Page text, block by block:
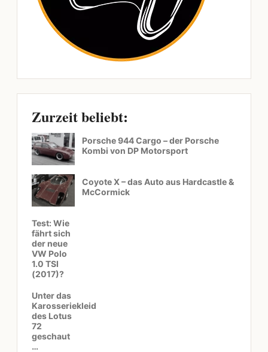
Zurzeit beliebt:
Porsche 944 Cargo – der Porsche
Kombi von DP Motorsport
Coyote X – das Auto aus Hardcastle &
McCormick
Test: Wie
fährt sich
der neue
VW Polo
1.0 TSI
(2017)?
Unter das
Karosseriekleid
des Lotus
72
geschaut
…